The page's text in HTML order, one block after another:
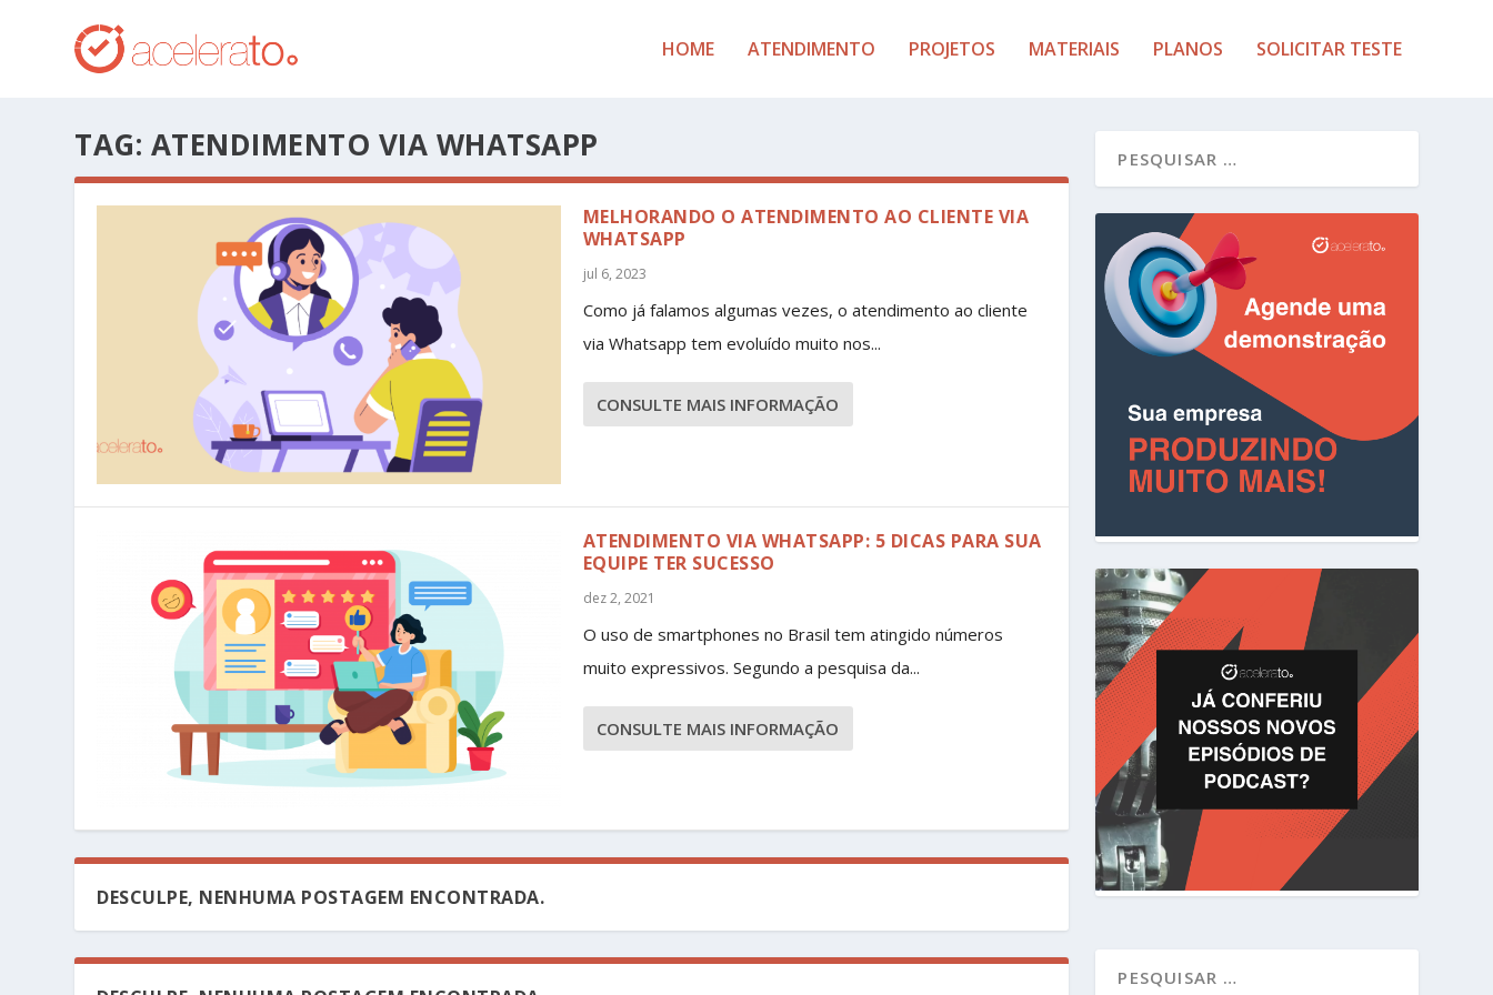
HOME ATENDIMENTO PROJETOS MATERIAIS PLANOS SOLICITAR TESTE
TAG: ATENDIMENTO VIA WHATSAPP
MELHORANDO O ATENDIMENTO AO CLIENTE VIA
WHATSAPP
jul 6, 2023
Como já falamos algumas vezes, o atendimento ao cliente
via Whatsapp tem evoluído muito nos...
CONSULTE MAIS INFORMAÇÃO
ATENDIMENTO VIA WHATSAPP: 5 DICAS PARA SUA
EQUIPE TER SUCESSO
dez 2, 2021
O uso de smartphones no Brasil tem atingido números
muito expressivos. Segundo a pesquisa da...
CONSULTE MAIS INFORMAÇÃO
DESCULPE, NENHUMA POSTAGEM ENCONTRADA.